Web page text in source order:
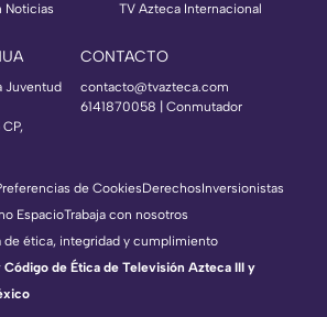
Noticias
TV Azteca Internacional
Juventud
CONTACTO
contacto@tvazteca.com
6141870058 | Conmutador
de CookiesDerechosInversionistas
EspacioTrabaja con nosotros
de ética, integridad y cumplimiento
de Ética de Televisión Azteca III y